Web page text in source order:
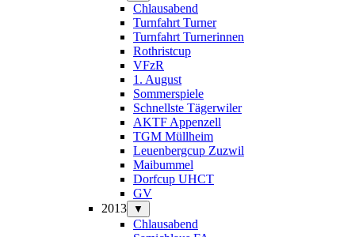
Chlausabend
Turnfahrt Turner
Turnfahrt Turnerinnen
Rothristcup
VFzR
1. August
Sommerspiele
Schnellste Tägerwiler
AKTF Appenzell
TGM Müllheim
Leuenbergcup Zuzwil
Maibummel
Dorfcup UHCT
GV
2013
▼
Chlausabend